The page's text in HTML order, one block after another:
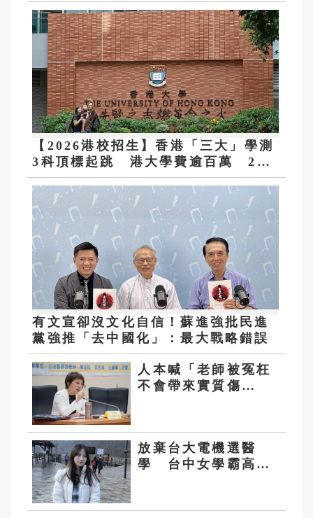
【2026港校招生】香港「三大」學測
3科頂標起跳 港大學費逾百萬 2年
漲3成6
有文宣卻沒文化自信！蘇進強批民進
黨強推「去中國化」：最大戰略錯誤
人本喊「老師被冤枉
不會帶來實質傷
放棄台大電機選醫
學 台中女學霸高齊